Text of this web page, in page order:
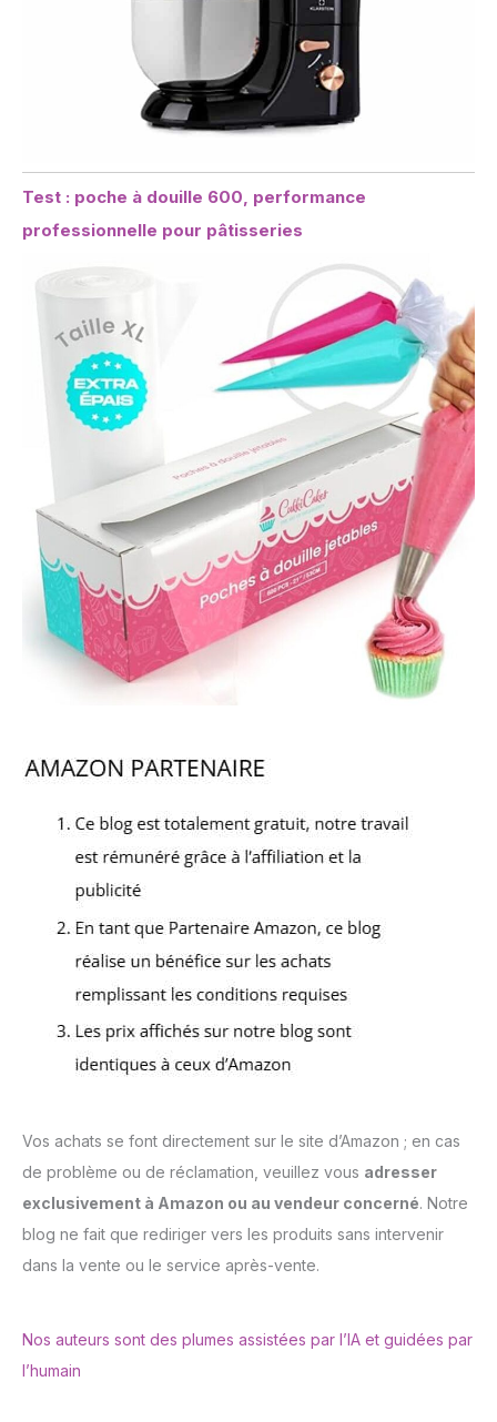
Test : poche à douille 600, performance
professionnelle pour pâtisseries
Vos achats se font directement sur le site d’Amazon ; en cas
de problème ou de réclamation, veuillez vous adresser
exclusivement à Amazon ou au vendeur concerné. Notre
blog ne fait que rediriger vers les produits sans intervenir
dans la vente ou le service après-vente.
Nos auteurs sont des plumes assistées par l’IA et guidées par
l’humain